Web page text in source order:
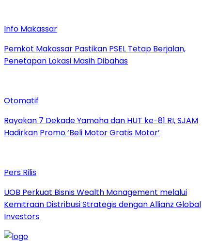
Info Makassar
Pemkot Makassar Pastikan PSEL Tetap Berjalan,
Penetapan Lokasi Masih Dibahas
Otomatif
Rayakan 7 Dekade Yamaha dan HUT ke-81 RI, SJAM
Hadirkan Promo ‘Beli Motor Gratis Motor’
Pers Rilis
UOB Perkuat Bisnis Wealth Management melalui
Kemitraan Distribusi Strategis dengan Allianz Global
Investors